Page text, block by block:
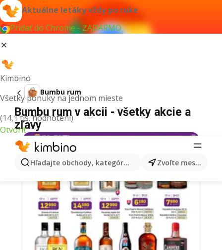
Aktuálne letáky vždy po ruke
Pridať do Chrome - ZADARMO
Kimbino
Všetky ponuky na jednom mieste
(14,1 tis. hodnotení)
Otvoriť
Hľadajte obchody, kategórie, produkty... Zvoľte mesto
Bumbu rum
Bumbu rum v akcii - všetky akcie a
zľavy